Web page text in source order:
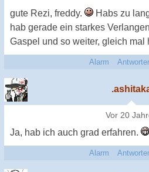
gute Rezi, freddy.
Habs zu
hab gerade ein starkes
Gaspel und so weiter, gleich mal
Alarm
Vor 20
Ja, hab ich auch grad erfahren.
Alarm